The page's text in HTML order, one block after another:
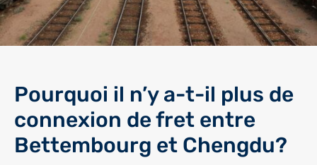
Pourquoi il n’y a-t-il plus de
connexion de fret entre
Bettembourg et Chengdu?